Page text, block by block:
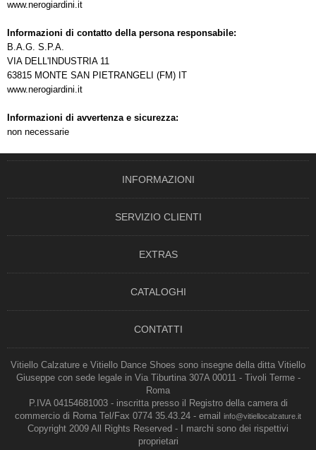
www.nerogiardini.it
Informazioni di contatto della persona responsabile:
B.A.G. S.P.A.
VIA DELL'INDUSTRIA 11
63815 MONTE SAN PIETRANGELI (FM) IT
www.nerogiardini.it
Informazioni di avvertenza e sicurezza:
non necessarie
INFORMAZIONI
SERVIZIO CLIENTI
EXTRAS
CATALOGHI
CONTATTI
Vitiello Calzature e Vitiello Dance Shoes sono insegne della ditta Vitiello
Giuseppe con sede legale in Via Tiburtina 307A 00011 - Tivoli Terme -
Roma
P.IVA 04154681003 - inscritta presso il Registro della camera di
commercio di Roma Tel/Fax 0774 35.43.24 - email
info@vitiellocalzature.it
Copyright 2009 All Rights Reserved - I marchi sono dei rispettivi
proprietari